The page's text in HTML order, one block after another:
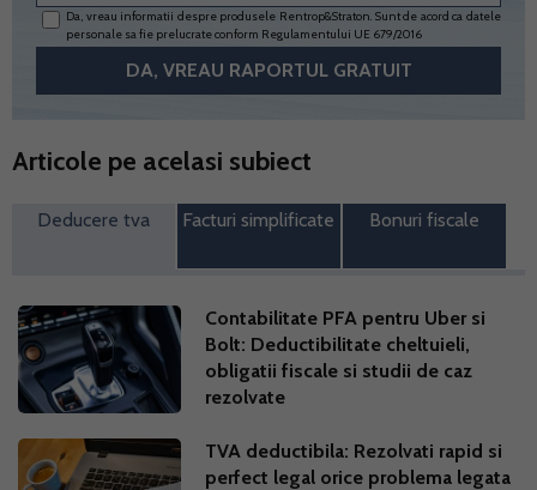
Da, vreau informatii despre produsele Rentrop&Straton. Sunt de acord ca datele
personale sa fie prelucrate conform Regulamentului UE 679/2016
Articole pe acelasi subiect
Deducere tva Facturi simplificate Bonuri fiscale
Contabilitate PFA pentru Uber si
Bolt: Deductibilitate cheltuieli,
obligatii fiscale si studii de caz
rezolvate
TVA deductibila: Rezolvati rapid si
perfect legal orice problema legata